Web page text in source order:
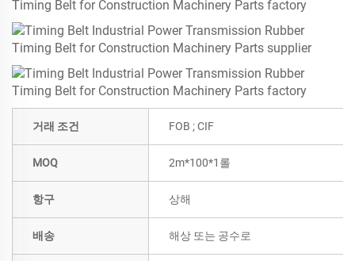
거래 조건 FOB ; CIF
MOQ 2m*100*1롤
항구 상해
배송 해상 또는 공수로